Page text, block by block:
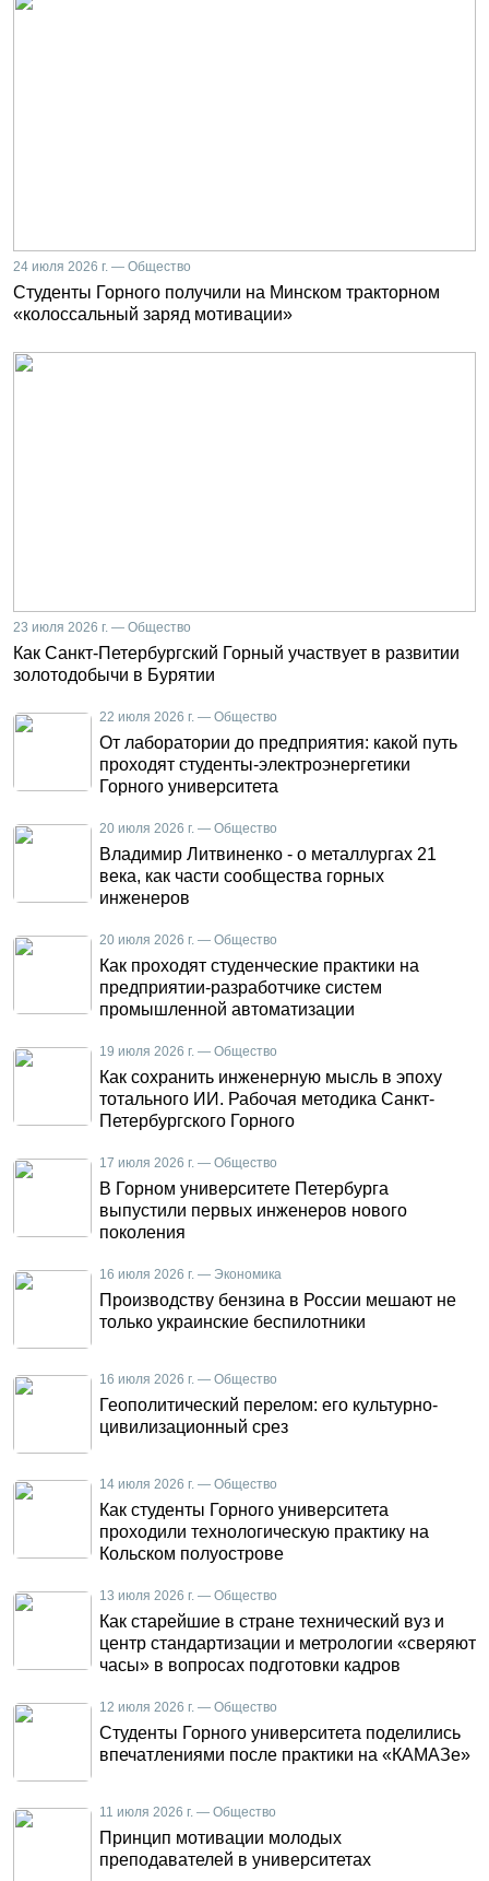
24 июля 2026 г. — Общество
Студенты Горного получили на Минском тракторном
«колоссальный заряд мотивации»
23 июля 2026 г. — Общество
Как Санкт-Петербургский Горный участвует в развитии
золотодобычи в Бурятии
22 июля 2026 г. — Общество
От лаборатории до предприятия: какой путь
проходят студенты-электроэнергетики
Горного университета
20 июля 2026 г. — Общество
Владимир Литвиненко - о металлургах 21
века, как части сообщества горных
инженеров
20 июля 2026 г. — Общество
Как проходят студенческие практики на
предприятии-разработчике систем
промышленной автоматизации
19 июля 2026 г. — Общество
Как сохранить инженерную мысль в эпоху
тотального ИИ. Рабочая методика Санкт-
Петербургского Горного
17 июля 2026 г. — Общество
В Горном университете Петербурга
выпустили первых инженеров нового
поколения
16 июля 2026 г. — Экономика
Производству бензина в России мешают не
только украинские беспилотники
16 июля 2026 г. — Общество
Геополитический перелом: его культурно-
цивилизационный срез
14 июля 2026 г. — Общество
Как студенты Горного университета
проходили технологическую практику на
Кольском полуострове
13 июля 2026 г. — Общество
Как старейшие в стране технический вуз и
центр стандартизации и метрологии «сверяют
часы» в вопросах подготовки кадров
12 июля 2026 г. — Общество
Студенты Горного университета поделились
впечатлениями после практики на «КАМАЗе»
11 июля 2026 г. — Общество
Принцип мотивации молодых
преподавателей в университетах